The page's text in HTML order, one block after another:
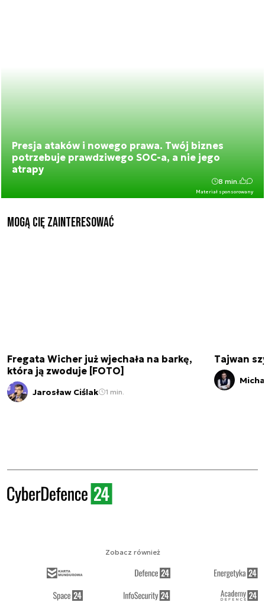
Presja ataków i nowego prawa. Twój biznes
potrzebuje prawdziwego SOC-a, a nie jego
atrapy
Materiał sponsorowany
8 min.
Mogą Cię zainteresować
Fregata Wicher już wjechała na barkę,
która ją zwoduje [FOTO]
Jarosław Ciślak 1 min.
Tajwan
Zobacz również